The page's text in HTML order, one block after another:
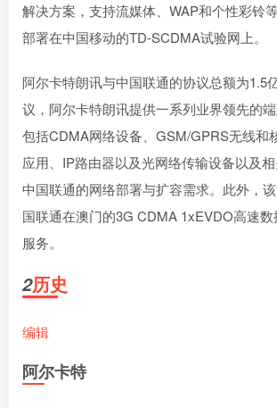
解决方案，支持流媒体、WAP和个性彩铃
部署在中国移动的TD-SCDMA试验网上。
阿尔卡特朗讯与中国联通的协议总额为1.5
议，阿尔卡特朗讯提供一系列业界领先的
包括CDMA网络设备、GSM/GPRS无线和
应用、IP路由器以及光网络传输设备以及
中国联通的网络部署与扩容需求。此外，
国联通在澳门的3G CDMA 1xEVDO高速
服务。
2历史
编辑
阿尔卡特